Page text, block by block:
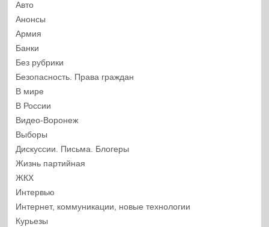
Авто
Анонсы
Армия
Банки
Без рубрики
Безопасность. Права граждан
В мире
В России
Видео-Воронеж
Выборы
Дискуссии. Письма. Блогеры
Жизнь партийная
ЖКХ
Интервью
Интернет, коммуникации, новые технологии
Курьезы